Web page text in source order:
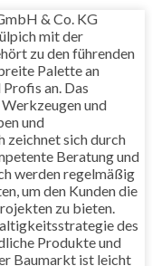
& Co. KG
mit der
zu den führenden
Palette an
an. Das
und
und
zeichnet sich durch
Beratung und
werden regelmäßig
um den Kunden die
zu bieten.
des
Produkte und
Baumarkt ist leicht